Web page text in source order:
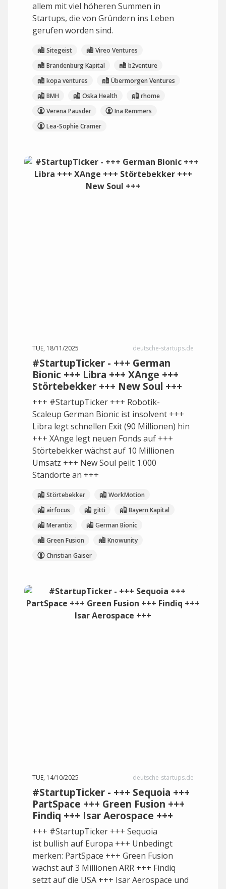
allem mit viel höheren Summen in
Startups, die von Gründern ins Leben
gerufen worden sind.
Sitegeist
Vireo Ventures
Brandenburg Kapital
b2venture
kopa ventures
Übermorgen Ventures
BMH
Oska Health
rhome
Verena Pausder
Ina Remmers
Lea-Sophie Cramer
TUE, 18/11/2025 deutsche-startups.de
#StartupTicker - +++ German
Bionic +++ Libra +++ XAnge +++
Störtebekker +++ New Soul +++
+++ #StartupTicker +++ Robotik-
Scaleup German Bionic ist insolvent +++
Libra legt schnellen Exit (90 Millionen) hin
+++ XAnge legt neuen Fonds auf +++
Störtebekker wächst auf 10 Millionen
Umsatz +++ New Soul peilt 1.000
Standorte an +++
Störtebekker
WorkMotion
airfocus
gitti
Bayern Kapital
Merantix
German Bionic
Green Fusion
Knowunity
Christian Gaiser
TUE, 14/10/2025 deutsche-startups.de
#StartupTicker - +++ Sequoia +++
PartSpace +++ Green Fusion +++
Findiq +++ Isar Aerospace +++
+++ #StartupTicker +++ Sequoia
ist bullish auf Europa +++ Unbedingt
merken: PartSpace +++ Green Fusion
wächst auf 3 Millionen ARR +++ Findiq
setzt auf die USA +++ Isar Aerospace und